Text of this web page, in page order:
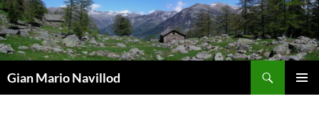
Vai
al
contenuto
Gian Mario Navillod